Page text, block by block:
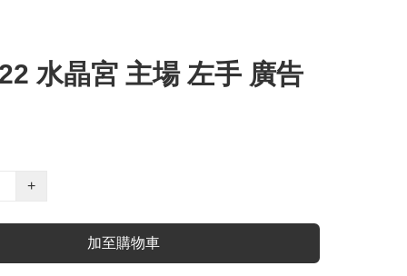
水晶宮 主場 左手 廣告
+
加至購物車